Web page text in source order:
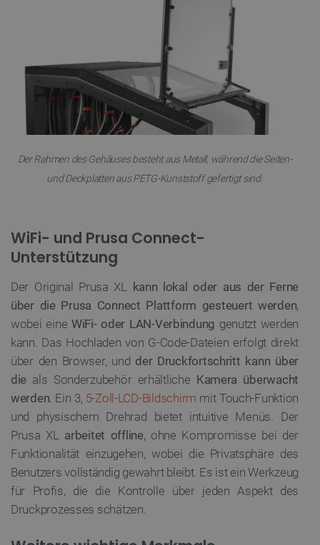
Der Rahmen des Gehäuses besteht aus Metall, während die Seiten-
und Deckplatten aus PETG-Kunststoff gefertigt sind.
WiFi- und Prusa Connect-
Unterstützung
Der Original Prusa XL kann lokal oder aus der Ferne
über die Prusa Connect Plattform gesteuert werden,
wobei eine WiFi- oder LAN-Verbindung genutzt werden
kann. Das Hochladen von G-Code-Dateien erfolgt direkt
über den Browser, und der Druckfortschritt kann über
die als Sonderzubehör erhältliche Kamera überwacht
werden. Ein 3, 5-Zoll-LCD-Bildschirm mit Touch-Funktion
und physischem Drehrad bietet intuitive Menüs. Der
Prusa XL arbeitet offline, ohne Kompromisse bei der
Funktionalität einzugehen, wobei die Privatsphäre des
Benutzers vollständig gewahrt bleibt. Es ist ein Werkzeug
für Profis, die die Kontrolle über jeden Aspekt des
Druckprozesses schätzen.
PrestaShop-[abcdef0123456789]{32} .botland.de
_lb .botland.de
CookieScriptConsent
CookieScript
botland.de
Datenschutzerklärung von Google